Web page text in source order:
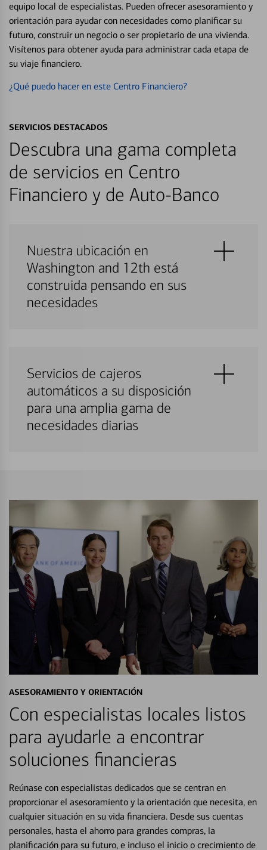
equipo local de especialistas. Pueden ofrecer asesoramiento y
orientación para ayudar con necesidades como planificar su
futuro, construir un negocio o ser propietario de una vivienda.
Visítenos para obtener ayuda para administrar cada etapa de
su viaje financiero.
¿Qué puedo hacer en este Centro Financiero?
SERVICIOS DESTACADOS
Descubra una gama completa
de servicios en Centro
Financiero y de Auto-Banco
Nuestra ubicación en
Washington and 12th está
construida pensando en sus
necesidades
Servicios de cajeros
automáticos a su disposición
para una amplia gama de
necesidades diarias
ASESORAMIENTO Y ORIENTACIÓN
Con especialistas locales listos
para ayudarle a encontrar
soluciones financieras
Reúnase con especialistas dedicados que se centran en
proporcionar el asesoramiento y la orientación que necesita, en
cualquier situación en su vida financiera. Desde sus cuentas
personales, hasta el ahorro para grandes compras, la
planificación para su futuro, e incluso el inicio o crecimiento de